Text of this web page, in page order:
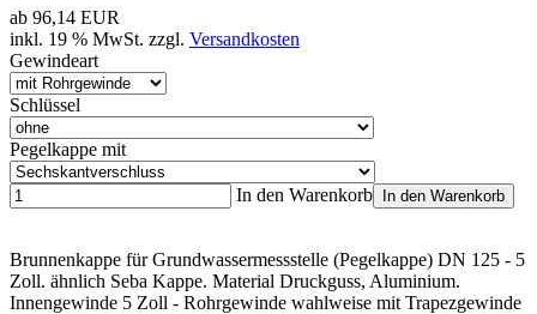
ab 96,14 EUR
inkl. 19 % MwSt. zzgl. Versandkosten
Gewindeart
Schlüssel
Pegelkappe mit
In den Warenkorb In den Warenkorb
Brunnenkappe für Grundwassermessstelle (Pegelkappe) DN 125 - 5
Zoll. ähnlich Seba Kappe. Material Druckguss, Aluminium.
Innengewinde 5 Zoll - Rohrgewinde wahlweise mit Trapezgewinde